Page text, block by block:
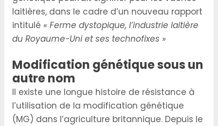
laitières, dans le cadre d’un nouveau rapport
intitulé « Ferme dystopique, l’industrie laitière
du Royaume-Uni et ses technofixes »
Modification génétique sous un
autre nom
Il existe une longue histoire de résistance à
l’utilisation de la modification génétique
(MG) dans l’agriculture britannique. Depuis le